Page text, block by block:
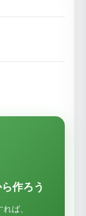
作ろう
ば、